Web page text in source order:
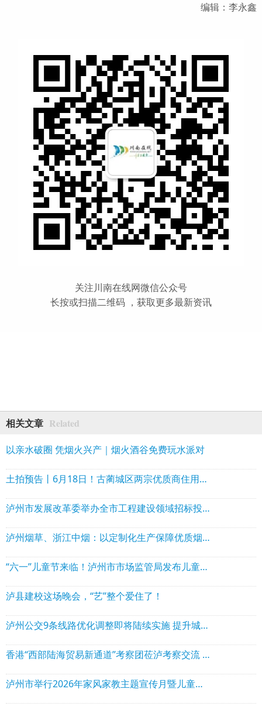
编辑：李永鑫
关注川南在线网微信公众号
长按或扫描二维码 ，获取更多最新资讯
相关文章 Related
以亲水破圈 凭烟火兴产｜烟火酒谷免费玩水派对
土拍预告丨6月18日！古蔺城区两宗优质商住用地拍卖出让
泸州市发展改革委举办全市工程建设领域招标投标业务专题培训
​泸州烟草、浙江中烟：以定制化生产保障优质烟叶原料供应
“六一”儿童节来临！泸州市市场监管局发布儿童玩具安全选购消费提示
泸县建校这场晚会，“艺”整个爱住了！
泸州公交9条线路优化调整即将陆续实施 提升城西、长湿、城北等片区出行效率
香港“西部陆海贸易新通道”考察团莅泸考察交流 深化泸港经贸合作
泸州市举行2026年家风家教主题宣传月暨儿童友好城市建设主题活动